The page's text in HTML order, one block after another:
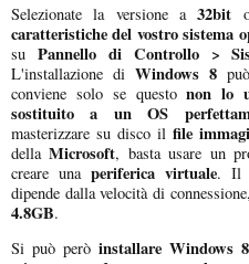
Selezionate la versione a32bit
caratteristiche del vostro sistema
su Pannello di Controllo >
L'installazione diWindows 8
conviene solo se questonon lo
sostituito a un OS
masterizzare su disco il file
dellaMicrosoft, basta usare un
creare unaperiferica virtuale. Il
dipende dalla velocità di
4.8GB.
Si può però installare Windows 8